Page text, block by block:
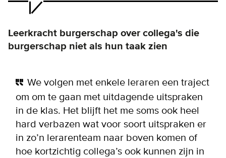
Leerkracht burgerschap over collega's die
burgerschap niet als hun taak zien
We volgen met enkele leraren een traject
om om te gaan met uitdagende uitspraken
in de klas. Het blijft het me soms ook heel
hard verbazen wat voor soort uitspraken er
in zo’n lerarenteam naar boven komen of
hoe kortzichtig collega’s ook kunnen zijn in